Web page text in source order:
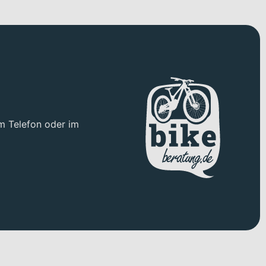
Linienwahl und hohe Spurtreue. Für kraftvolle
schnelle Transfers. Traktion liefern die Maxxis Assegai,
Hinterrad – ausgelegt für Grip und Kontrolle auf losem wie
der Sitzhöhe direkt im Trail. Erhältlich ist das Bike in
Telefon oder im